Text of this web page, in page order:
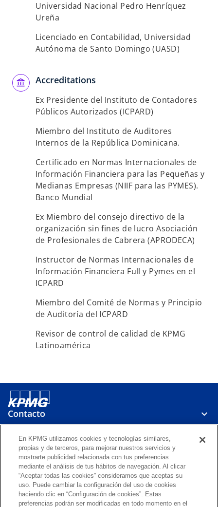
Universidad Nacional Pedro Henríquez
Ureña
Licenciado en Contabilidad, Universidad
Autónoma de Santo Domingo (UASD)
Accreditations
Ex Presidente del Instituto de Contadores
Públicos Autorizados (ICPARD)
Miembro del Instituto de Auditores
Internos de la República Dominicana.
Certificado en Normas Internacionales de
Información Financiera para las Pequeñas y
Medianas Empresas (NIIF para las PYMES).
Banco Mundial
Ex Miembro del consejo directivo de la
organización sin fines de lucro Asociación
de Profesionales de Cabrera (APRODECA)
Instructor de Normas Internacionales de
Información Financiera Full y Pymes en el
ICPARD
Miembro del Comité de Normas y Principio
de Auditoría del ICPARD
Revisor de control de calidad de KPMG
Latinoamérica
Contacto
Servicios
Carrera
s
s
En KPMG utilizamos cookies y tecnologías similares,
propias y de terceros, para mejorar nuestros servicios y
mostrarte publicidad relacionada con tus preferencias
mediante el análisis de tus hábitos de navegación. Al clicar
“Aceptar todas las cookies” consideramos que aceptas su
uso. Puede cambiar la configuración del uso de cookies
haciendo clic en “Configuración de cookies”. Estas
preferencias podrán ser modificadas en todo momento en el